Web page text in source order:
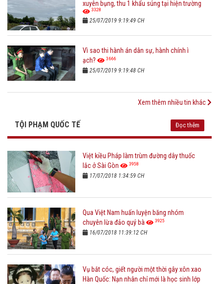
xuyên bụng, thu 1 khẩu súng tại hiện trường
3328
25/07/2019 9:19:49 CH
Vì sao thi hành án dân sự, hành chính ì
ạch?
3666
25/07/2019 9:19:48 CH
Xem thêm nhiều tin khác
TỘI PHẠM QUỐC TẾ Đọc thêm
Việt kiều Pháp làm trùm đường dây thuốc
lắc ở Sài Gòn
3958
17/07/2018 1:34:59 CH
Qua Việt Nam huấn luyện băng nhóm
chuyên lừa đảo quý bà
3925
16/07/2018 11:39:12 CH
Vụ bắt cóc, giết người một thời gây xôn xao
Hàn Quốc: Nạn nhân chỉ mới là học sinh lớp